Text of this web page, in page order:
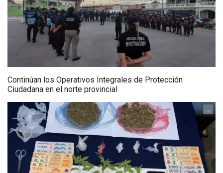
Continúan los Operativos Integrales de Protección
Ciudadana en el norte provincial
...